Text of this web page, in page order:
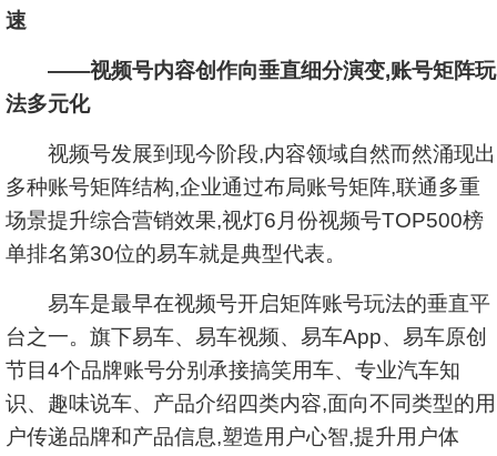
速
——视频号内容创作向垂直细分演变,账号矩阵玩
法多元化
视频号发展到现今阶段,内容领域自然而然涌现出
多种账号矩阵结构,企业通过布局账号矩阵,联通多重
场景提升综合营销效果,视灯6月份视频号TOP500榜
单排名第30位的易车就是典型代表。
易车是最早在视频号开启矩阵账号玩法的垂直平
台之一。旗下易车、易车视频、易车App、易车原创
节目4个品牌账号分别承接搞笑用车、专业汽车知
识、趣味说车、产品介绍四类内容,面向不同类型的用
户传递品牌和产品信息,塑造用户心智,提升用户体